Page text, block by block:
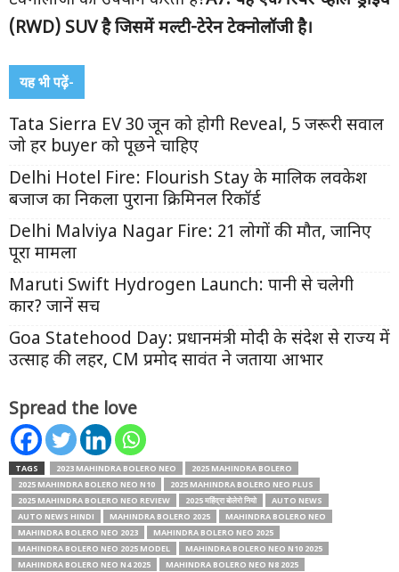
(RWD) SUV है जिसमें मल्टी-टेरेन टेक्नोलॉजी है।
यह भी पढ़ें-
Tata Sierra EV 30 जून को होगी Reveal, 5 जरूरी सवाल
जो हर buyer को पूछने चाहिए
Delhi Hotel Fire: Flourish Stay के मालिक लवकेश
बजाज का निकला पुराना क्रिमिनल रिकॉर्ड
Delhi Malviya Nagar Fire: 21 लोगों की मौत, जानिए
पूरा मामला
Maruti Swift Hydrogen Launch: पानी से चलेगी
कार? जानें सच
Goa Statehood Day: प्रधानमंत्री मोदी के संदेश से राज्य में
उत्साह की लहर, CM प्रमोद सावंत ने जताया आभार
Spread the love
TAGS 2023 MAHINDRA BOLERO NEO
2025 MAHINDRA BOLERO
2025 MAHINDRA BOLERO NEO N10
2025 MAHINDRA BOLERO NEO PLUS
2025 MAHINDRA BOLERO NEO REVIEW
2025 महिंद्रा बोलेरो नियो
AUTO NEWS
AUTO NEWS HINDI
MAHINDRA BOLERO 2025
MAHINDRA BOLERO NEO
MAHINDRA BOLERO NEO 2023
MAHINDRA BOLERO NEO 2025
MAHINDRA BOLERO NEO 2025 MODEL
MAHINDRA BOLERO NEO N10 2025
MAHINDRA BOLERO NEO N4 2025
MAHINDRA BOLERO NEO N8 2025